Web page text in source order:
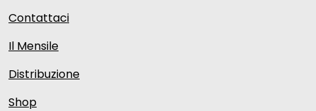
Contattaci
Il Mensile
Distribuzione
Shop